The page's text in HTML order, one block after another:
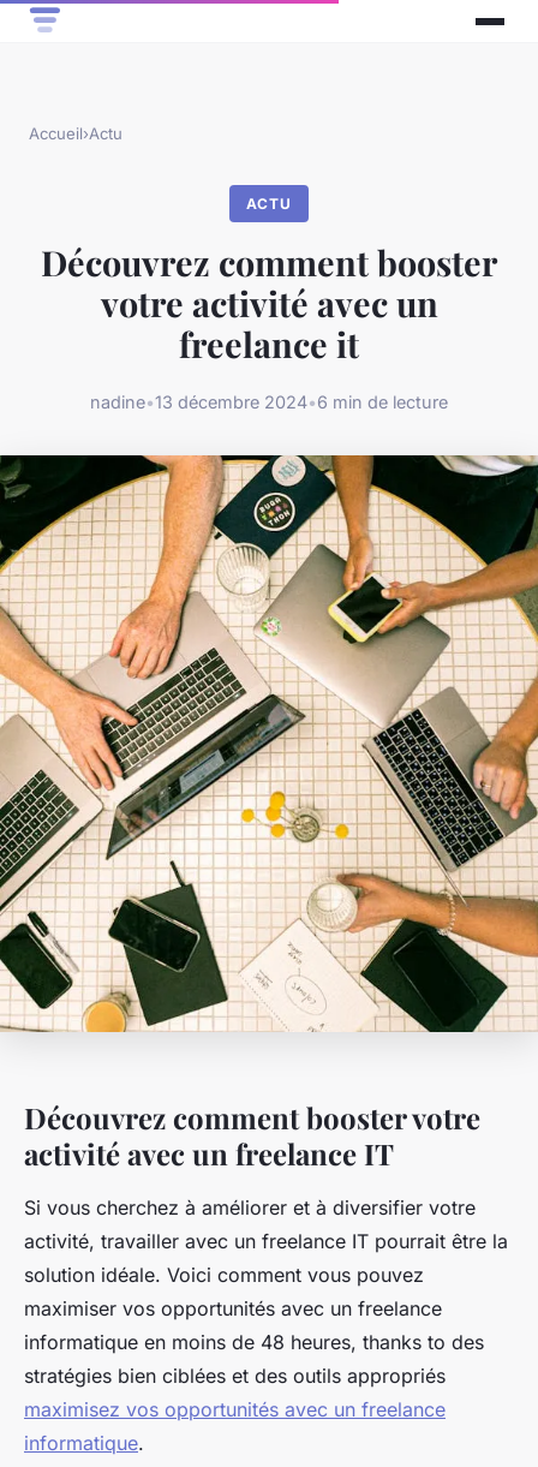
Accueil›Actu
ACTU
Découvrez comment booster
votre activité avec un
freelance it
nadine•13 décembre 2024•6 min de lecture
Découvrez comment booster votre
activité avec un freelance IT
Si vous cherchez à améliorer et à diversifier votre
activité, travailler avec un freelance IT pourrait être la
solution idéale. Voici comment vous pouvez
maximiser vos opportunités avec un freelance
informatique en moins de 48 heures, thanks to des
stratégies bien ciblées et des outils appropriés
maximisez vos opportunités avec un freelance
informatique.